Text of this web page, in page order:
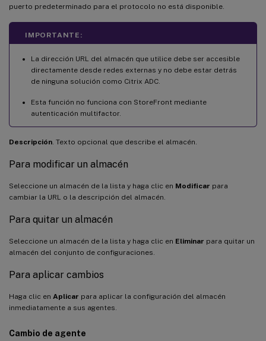
puerto predeterminado para el protocolo no está disponible.
IMPORTANTE:
La dirección URL del almacén que utilice debe ser accesible
directamente desde redes externas y no debe estar detrás
de ninguna solución como Citrix ADC.
Esta función no funciona con StoreFront mediante
autenticación multifactor.
Descripción . Texto opcional que describe el almacén.
Para modificar un almacén
Seleccione un almacén de la lista y haga clic en Modificar para
cambiar la URL o la descripción del almacén.
Para quitar un almacén
Seleccione un almacén de la lista y haga clic en Eliminar para quitar un
almacén del conjunto de configuraciones.
Para aplicar cambios
Haga clic en Aplicar para aplicar la configuración del almacén
inmediatamente a sus agentes.
Cambio de agente